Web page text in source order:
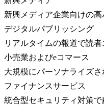
新興メディア企業向けの
デジタルパブリッシング
リアルタイムの報道で読
小売業およびeコマース
大規模にパーソナライズ
ファイナンスサービス
統合型セキュリティ対策